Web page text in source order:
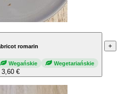
romarin
Wegańskie Wegetariańskie
3,60 €
+